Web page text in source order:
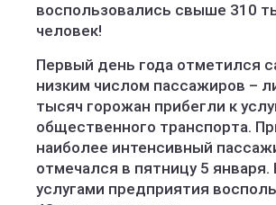
воспользовались свыше 310
человек!
Первый день года отметился
низким числом пассажиров –
тысяч горожан прибегли к
общественного транспорта.
наиболее интенсивный
отмечался в пятницу 5 января.
услугами предприятия